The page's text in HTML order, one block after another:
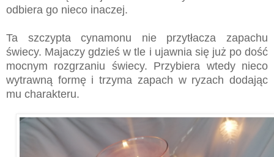
odbiera go nieco inaczej.
Ta szczypta cynamonu nie przytłacza zapachu
świecy. Majaczy gdzieś w tle i ujawnia się już po dość
mocnym rozgrzaniu świecy. Przybiera wtedy nieco
wytrawną formę i trzyma zapach w ryzach dodając
mu charakteru.